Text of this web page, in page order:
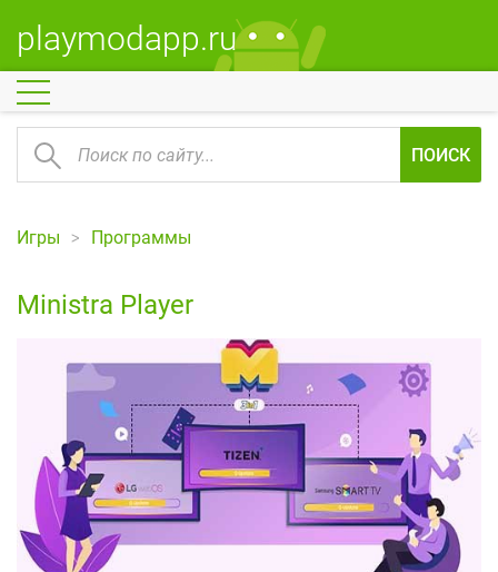
playmodapp.ru
ПОИСК
Игры Программы
Ministra Player